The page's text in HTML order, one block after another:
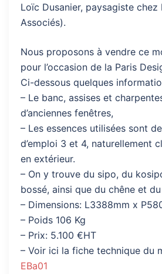
Loïc Dusanier, paysagiste chez
Associés).
Nous proposons à vendre ce
pour l’occasion de la Paris
Ci-dessous quelques
– Le banc, assises et
d’anciennes fenêtres,
– Les essences utilisées sont
d’emploi 3 et 4, naturellement
en extérieur.
– On y trouve du sipo, du
bossé, ainsi que du chêne et
– Dimensions: L3388mm x
– Poids 106 Kg
– Prix: 5.100 €HT
– Voir ici la fiche technique du
EBa01